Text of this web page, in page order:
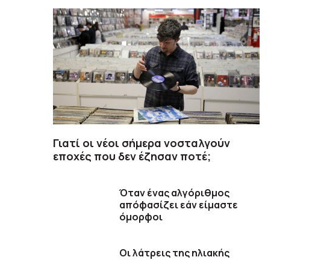
Γιατί οι νέοι σήμερα νοσταλγούν
εποχές που δεν έζησαν ποτέ;
Όταν ένας αλγόριθμος
απόφασίζει εάν είμαστε
όμορφοι
Οι λάτρεις της ηλιακής